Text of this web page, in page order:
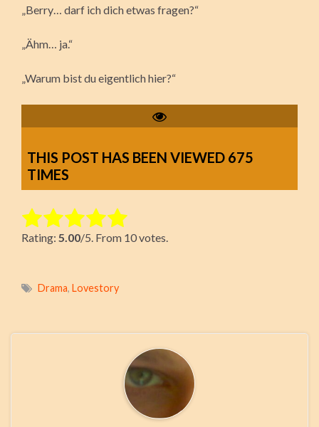
„Berry… darf ich dich etwas fragen?“
„Ähm… ja.“
„Warum bist du eigentlich hier?“
THIS POST HAS BEEN VIEWED 675
TIMES
Rate this item:
Submit Rating
Rating: 5.00/5. From 10 votes.
Drama, Lovestory